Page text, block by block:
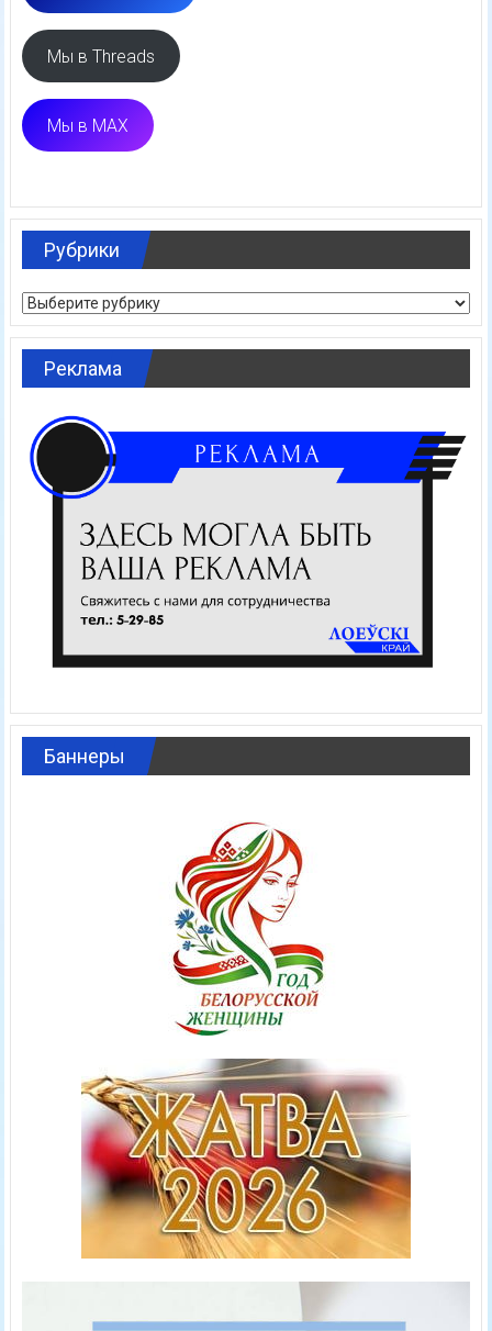
Мы в Threads
Мы в MAX
Рубрики
Рубрики
Реклама
Баннеры